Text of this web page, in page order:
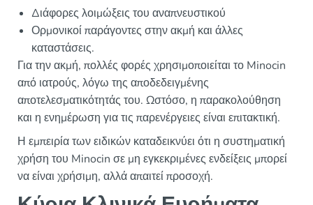
Διάφορες λοιμώξεις του αναπνευστικού
Ορμονικοί παράγοντες στην ακμή και άλλες
καταστάσεις.
Για την ακμή, πολλές φορές χρησιμοποιείται το Minocin
από ιατρούς, λόγω της αποδεδειγμένης
αποτελεσματικότητάς του. Ωστόσο, η παρακολούθηση
και η ενημέρωση για τις παρενέργειες είναι επιτακτική.
Η εμπειρία των ειδικών καταδεικνύει ότι η συστηματική
χρήση του Minocin σε μη εγκεκριμένες ενδείξεις μπορεί
να είναι χρήσιμη, αλλά απαιτεί προσοχή.